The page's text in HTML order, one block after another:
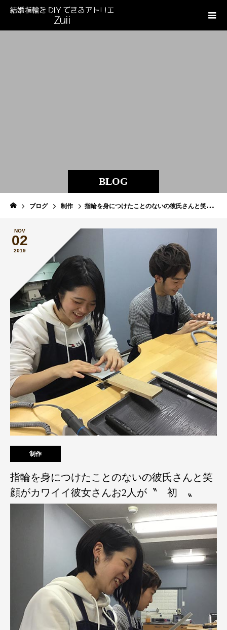
BLOG
ブログ 制作 指輪を身につけたことのないの彼氏さんと笑顔がカワイイ彼女さんお2人が〝 初 〟
NOV
02
2019
制作
指輪を身につけたことのないの彼氏さんと笑
顔がカワイイ彼女さんお2人が〝 初 〟